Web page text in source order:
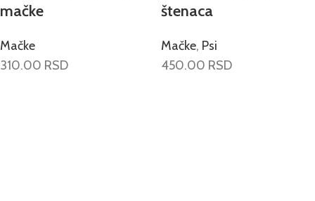
mačke
Mačke
310.00 RSD
štenaca
Mačke, Psi
450.00 RSD